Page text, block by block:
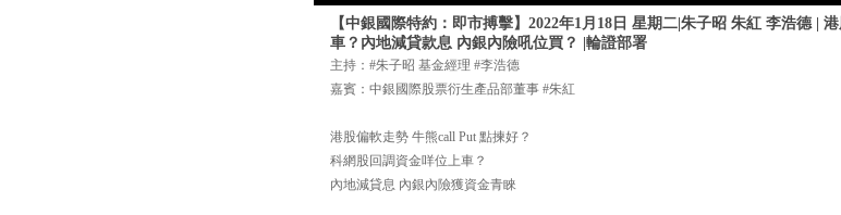
【中銀國際特約：即市搏擊】2022年1月18日 星期二|朱子昭 朱紅 李浩德 |
車？內地減貸款息 內銀內險吼位買？ |輪證部署
主持：#朱子昭 基金經理 #李浩德
嘉賓：中銀國際股票衍生產品部董事 #朱紅
港股偏軟走勢 牛熊call Put 點揀好？
科網股回調資金咩位上車？
內地減貸息 內銀內險獲資金青睞